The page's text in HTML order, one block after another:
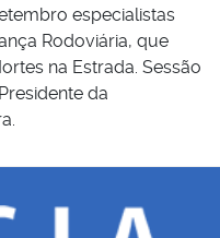
especialistas
Rodoviária, que
na Estrada. Sessão
da